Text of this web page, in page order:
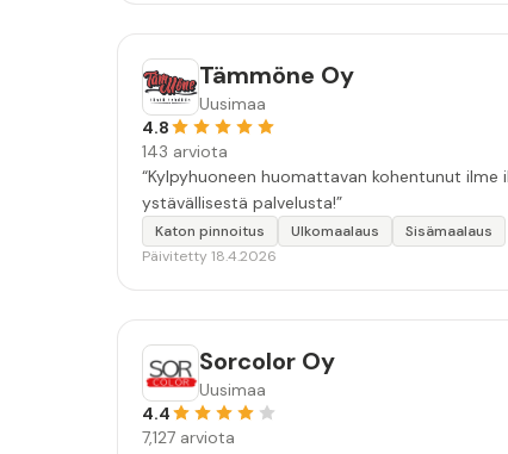
Tämmöne Oy
Uusimaa
4.8
143 arviota
“Kylpyhuoneen huomattavan kohentunut
ystävällisestä palvelusta!”
Katon pinnoitus Ulkomaalaus
Sisämaalaus
Päivitetty 18.4.2026
Sorcolor Oy
Uusimaa
4.4
7,127 arviota